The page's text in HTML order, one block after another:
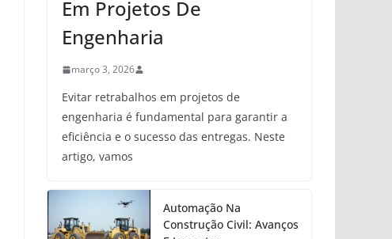
Em Projetos De
Engenharia
março 3, 2026
Evitar retrabalhos em projetos de
engenharia é fundamental para garantir a
eficiência e o sucesso das entregas. Neste
artigo, vamos
Automação Na
Construção Civil: Avanços